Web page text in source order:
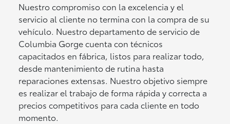
Nuestro compromiso con la excelencia y el
servicio al cliente no termina con la compra de su
vehículo. Nuestro departamento de servicio de
Columbia Gorge cuenta con técnicos
capacitados en fábrica, listos para realizar todo,
desde mantenimiento de rutina hasta
reparaciones extensas. Nuestro objetivo siempre
es realizar el trabajo de forma rápida y correcta a
precios competitivos para cada cliente en todo
momento.